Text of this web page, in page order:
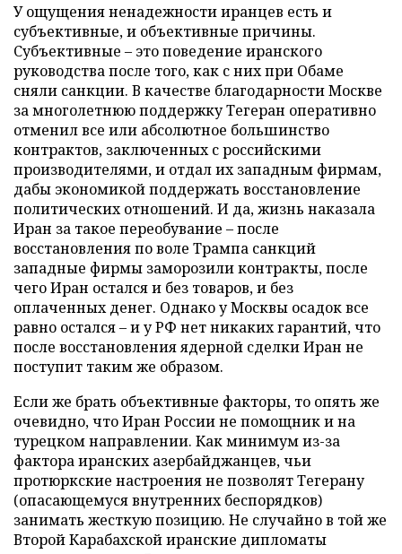
У ощущения ненадежности иранцев есть и
субъективные, и объективные причины.
Субъективные – это поведение иранского
руководства после того, как с них при Обаме
сняли санкции. В качестве благодарности Москве
за многолетнюю поддержку Тегеран оперативно
отменил все или абсолютное большинство
контрактов, заключенных с российскими
производителями, и отдал их западным фирмам,
дабы экономикой поддержать восстановление
политических отношений. И да, жизнь наказала
Иран за такое переобувание – после
восстановления по воле Трампа санкций
западные фирмы заморозили контракты, после
чего Иран остался и без товаров, и без
оплаченных денег. Однако у Москвы осадок все
равно остался – и у РФ нет никаких гарантий, что
после восстановления ядерной сделки Иран не
поступит таким же образом.
Если же брать объективные факторы, то опять же
очевидно, что Иран России не помощник и на
турецком направлении. Как минимум из-за
фактора иранских азербайджанцев, чьи
протюркские настроения не позволят Тегерану
(опасающемуся внутренних беспорядков)
занимать жесткую позицию. Не случайно в той же
Второй Карабахской иранские дипломаты